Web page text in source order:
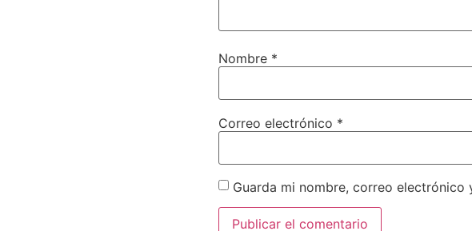
Nombre *
Correo electrónico *
Guarda mi nombre, correo